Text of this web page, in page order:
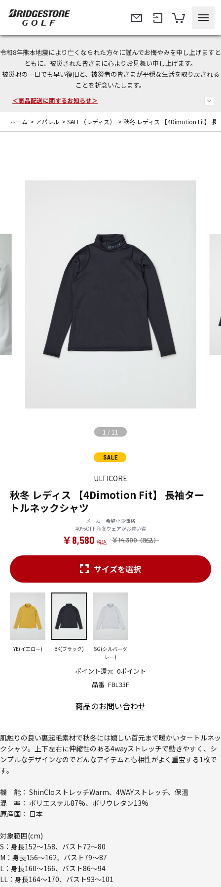
令和8年熊本地震により亡くなられた方々に謹んでお悔やみを申し上げますと
ともに、被災された皆さまに心よりお見舞い申し上げます。
被災地の一日でも早い復旧と、被災者の皆さまが平穏な生活を取り戻される
ことを祈念いたします。
＜夏季休暇中のご注文・発送・お問い合わせ＞
今なら新規会員登録で1,000円OFFクーポンプレゼント！
＜商品配送に関するお知らせ＞
ホーム > アパレル > SALE（レディス） > 秋冬 レディス 【4Dimotion Fit】 長
1 / 11
ULTICORE
秋冬 レディス 【4Dimotion Fit】 長袖ター
トルネックシャツ
メーカー希望小売価格
40%OFF 秋冬ウェアがお買い得
￥14,300
￥8,580
品番 FBL33F
ポイント還元 0ポイント
サイズを選択
YE(イエロー) BK(ブラック)
SG(シルバーグ
レー)
商品のお問い合わせ
肌触りの良い裏起毛素材で秋冬には嬉しい首元まで暖かいタートルネッ
クシャツ。上下左右に伸縮性のある4wayストレッチで動きやすく、シ
ンプルなデザインなのでどんなアイテムとも相性がよく重宝する1枚で
す。
機 能： ShinCloストレッチWarm、4WAYストレッチ、保温
混 率： ポリエステル87%、ポリウレタン13%
原産国： 日本
対象範囲(cm)
S：身長152～158、バスト72～80
M：身長156～162、バスト79～87
L：身長160～166、バスト86～94
LL：身長164～170、バスト93～101